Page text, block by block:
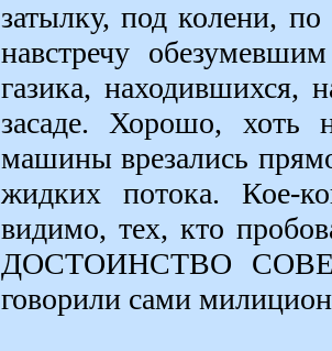
затылку, под колени,
навстречу
газика, находившихся,
засаде. Хорошо, хоть
машины врезались
жидких потока. Кое-
видимо, тех, кто
ДОСТОИНСТВО
говорили сами